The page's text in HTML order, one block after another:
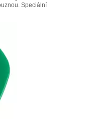
Speciální